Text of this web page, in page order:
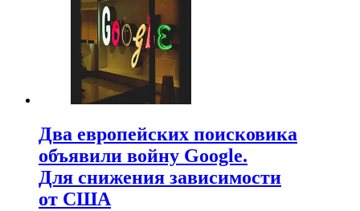
Два европейских поисковика
объявили войну Google.
Для снижения зависимости
от США